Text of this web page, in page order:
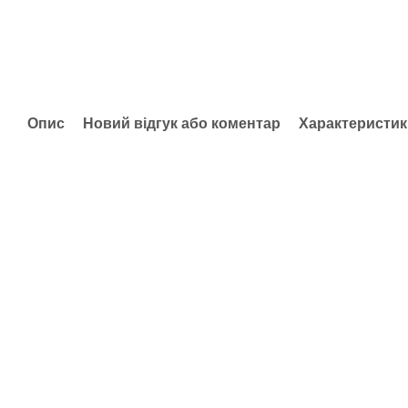
Опис Новий відгук або коментар